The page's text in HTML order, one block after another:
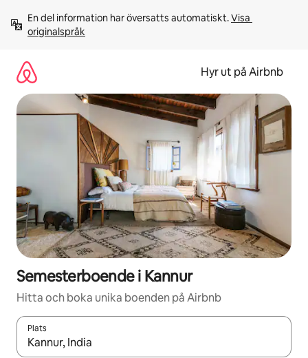
innehåll
En del information har översatts automatiskt. Visa
originalspråk
Hyr ut på Airbnb
Semesterboende i Kannur
Hitta och boka unika boenden på Airbnb
Plats
När resultaten är tillgängliga kan du navigera med upp- och